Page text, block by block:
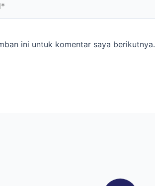
ini untuk komentar saya berikutnya.